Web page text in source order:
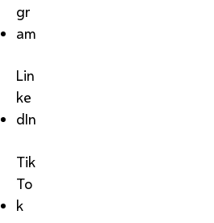
gr
am
Lin
ke
dIn
Tik
To
k